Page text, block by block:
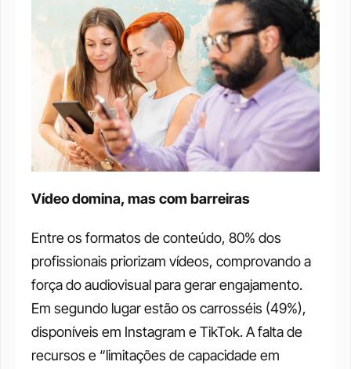
Vídeo domina, mas com barreiras
Entre os formatos de conteúdo, 80% dos
profissionais priorizam vídeos, comprovando a
força do audiovisual para gerar engajamento.
Em segundo lugar estão os carrosséis (49%),
disponíveis em Instagram e TikTok. A falta de
recursos e “limitações de capacidade em